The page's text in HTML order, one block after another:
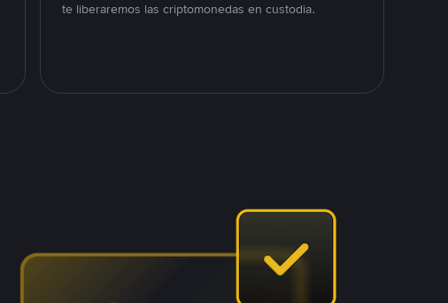
te liberaremos las criptomonedas en custodia.